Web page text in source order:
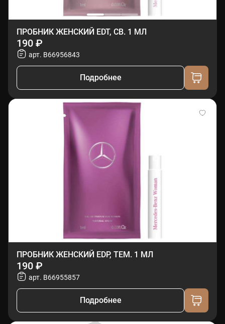
ПРОБНИК ЖЕНСКИЙ EDT, СВ. 1 МЛ
190 ₽
арт. B66956843
Подробнее
ПРОБНИК ЖЕНСКИЙ EDP, ТЕМ. 1 МЛ
190 ₽
арт. B66955857
Подробнее